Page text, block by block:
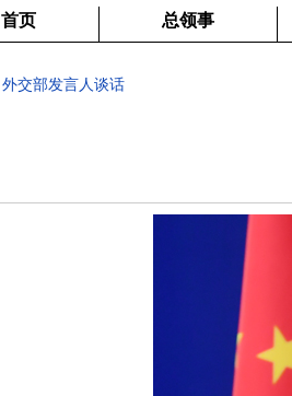
首页 总领事
外交部发言人谈话